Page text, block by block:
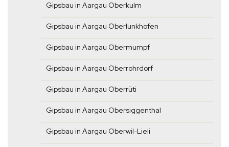
Gipsbau in Aargau Oberkulm
Gipsbau in Aargau Oberlunkhofen
Gipsbau in Aargau Obermumpf
Gipsbau in Aargau Oberrohrdorf
Gipsbau in Aargau Oberrüti
Gipsbau in Aargau Obersiggenthal
Gipsbau in Aargau Oberwil-Lieli